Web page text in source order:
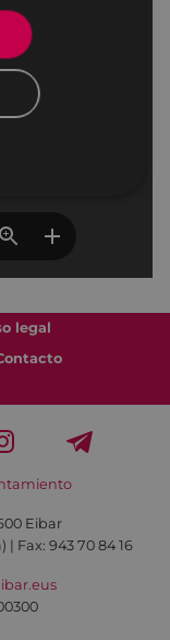
legal
Eibar
| Fax: 943 70 84 16